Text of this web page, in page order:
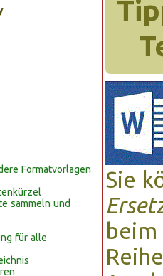
Formatvorlagen
sammeln und
für alle
Sie